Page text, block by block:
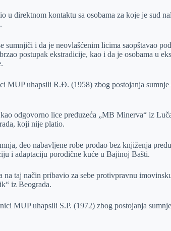
u direktnom kontaktu sa osobama za koje je sud
sumnjiči i da je neovlašćenim licima saopštavao
postupak ekstradicije, kao i da je osobama u
MUP uhapsili R.Ð. (1958) zbog postojanja
odgovorno lice preduzeća „MB Minerva“ iz
koji nije platio.
deo nabavljene robe prodao bez knjiženja
i adaptaciju porodične kuće u Bajinoj Bašti.
na taj način pribavio za sebe protivpravnu
iz Beograda.
MUP uhapsili S.P. (1972) zbog postojanja